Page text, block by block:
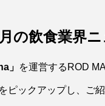
の飲食業界
」 を運営するROD
ピックアップし、ご